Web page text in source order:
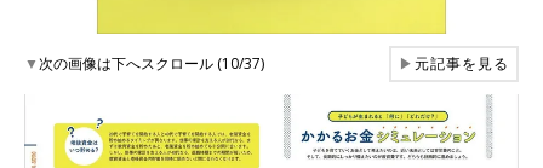
▼次の画像は下へスクロール (10/37) ▶元記事を見る